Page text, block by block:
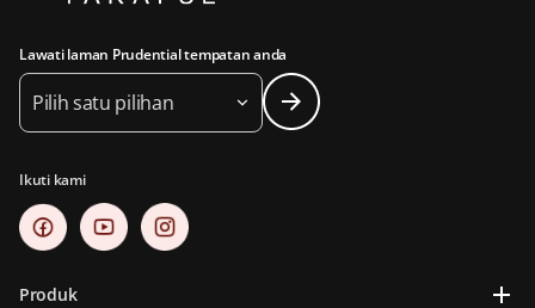
Lawati laman Prudential tempatan anda
Pilih satu pilihan
Ikuti kami
Produk